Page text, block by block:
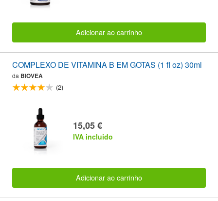
Adicionar ao carrinho
COMPLEXO DE VITAMINA B EM GOTAS (1 fl oz) 30ml
da BIOVEA
(2)
15,05 €
IVA incluido
Adicionar ao carrinho